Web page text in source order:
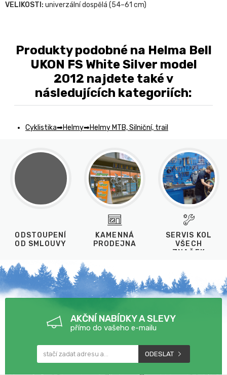
VELIKOSTI: univerzální dospělá (54–61 cm)
Produkty podobné na Helma Bell
UKON FS White Silver model
2012 najdete také v
následujících kategoriích:
Cyklistika Helmy Helmy MTB, Silniční, trail
ODSTOUPENÍ
OD SMLOUVY
KAMENNÁ
PRODEJNA
SERVIS KOL
VŠECH
ZNAČEK
AKČNÍ NABÍDKY A SLEVY
přímo do vašeho e-mailu
ODESLAT